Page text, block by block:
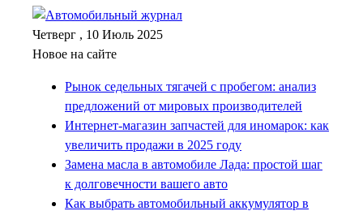
Четверг , 10 Июль 2025
Новое на сайте
Рынок седельных тягачей с пробегом: анализ
предложений от мировых производителей
Интернет-магазин запчастей для иномарок: как
увеличить продажи в 2025 году
Замена масла в автомобиле Лада: простой шаг
к долговечности вашего авто
Как выбрать автомобильный аккумулятор в